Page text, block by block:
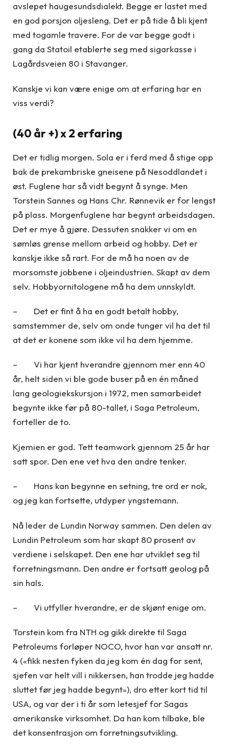
avslepet haugesundsdialekt. Begge er lastet med
en god porsjon oljesleng. Det er på tide å bli kjent
med togamle travere. For de var begge godt i
gang da Statoil etablerte seg med sigarkasse i
Lagårdsveien 80 i Stavanger.
Kanskje vi kan være enige om at erfaring har en
viss verdi?
(40 år +) x 2 erfaring
Det er tidlig morgen. Sola er i ferd med å stige opp
bak de prekambriske gneisene på Nesoddlandet i
øst. Fuglene har så vidt begynt å synge. Men
Torstein Sannes og Hans Chr. Rønnevik er for lengst
på plass. Morgenfuglene har begynt arbeidsdagen.
Det er mye å gjøre. Dessuten snakker vi om en
sømløs grense mellom arbeid og hobby. Det er
kanskje ikke så rart. For de må ha noen av de
morsomste jobbene i oljeindustrien. Skapt av dem
selv. Hobbyornitologene må ha dem unnskyldt.
– Det er fint å ha en godt betalt hobby,
samstemmer de, selv om onde tunger vil ha det til
at det er konene som ikke vil ha dem hjemme.
– Vi har kjent hverandre gjennom mer enn 40
år, helt siden vi ble gode buser på en én måned
lang geologiekskursjon i 1972, men samarbeidet
begynte ikke før på 80-tallet, i Saga Petroleum,
forteller de to.
Kjemien er god. Tett teamwork gjennom 25 år har
satt spor. Den ene vet hva den andre tenker.
– Hans kan begynne en setning, tre ord er nok,
og jeg kan fortsette, utdyper yngstemann.
Nå leder de Lundin Norway sammen. Den delen av
Lundin Petroleum som har skapt 80 prosent av
verdiene i selskapet. Den ene har utviklet seg til
forretningsmann. Den andre er fortsatt geolog på
sin hals.
– Vi utfyller hverandre, er de skjønt enige om.
Torstein kom fra NTH og gikk direkte til Saga
Petroleums forløper NOCO, hvor han var ansatt nr.
4 («fikk nesten fyken da jeg kom én dag for sent,
sjefen var helt vill i nikkersen, han trodde jeg hadde
sluttet før jeg hadde begynt»), dro etter kort tid til
USA, og var der i ti år som letesjef for Sagas
amerikanske virksomhet. Da han kom tilbake, ble
det konsentrasjon om forretningsutvikling.